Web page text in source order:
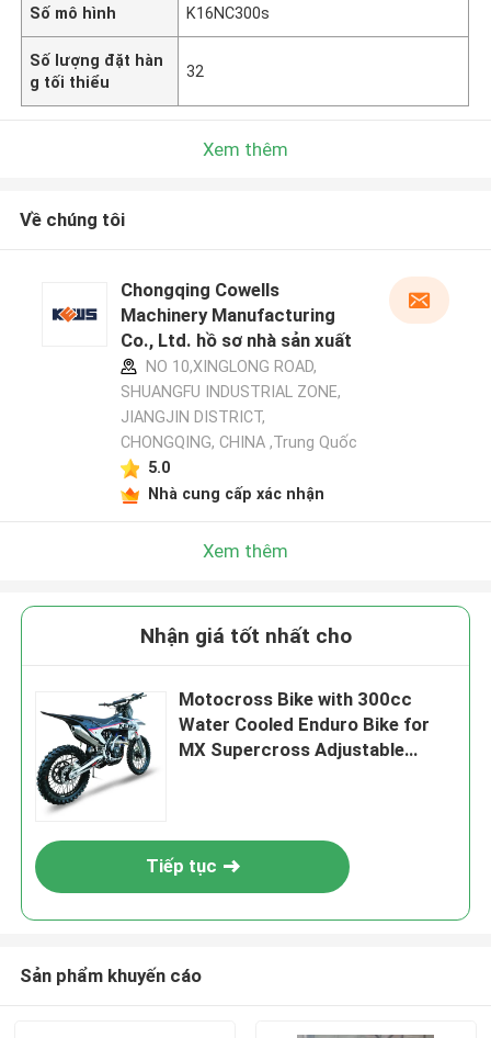
Số mô hình K16NC300s
Số lượng đặt hàn
g tối thiểu
32
Xem thêm
Về chúng tôi
Chongqing Cowells
Machinery Manufacturing
Co., Ltd. hồ sơ nhà sản xuất
NO 10,XINGLONG ROAD,
SHUANGFU INDUSTRIAL ZONE,
JIANGJIN DISTRICT,
CHONGQING, CHINA ,Trung Quốc
5.0
Nhà cung cấp xác nhận
Xem thêm
Nhận giá tốt nhất cho
Motocross Bike with 300cc
Water Cooled Enduro Bike for
MX Supercross Adjustable
Tiếp tục
Sản phẩm khuyến cáo